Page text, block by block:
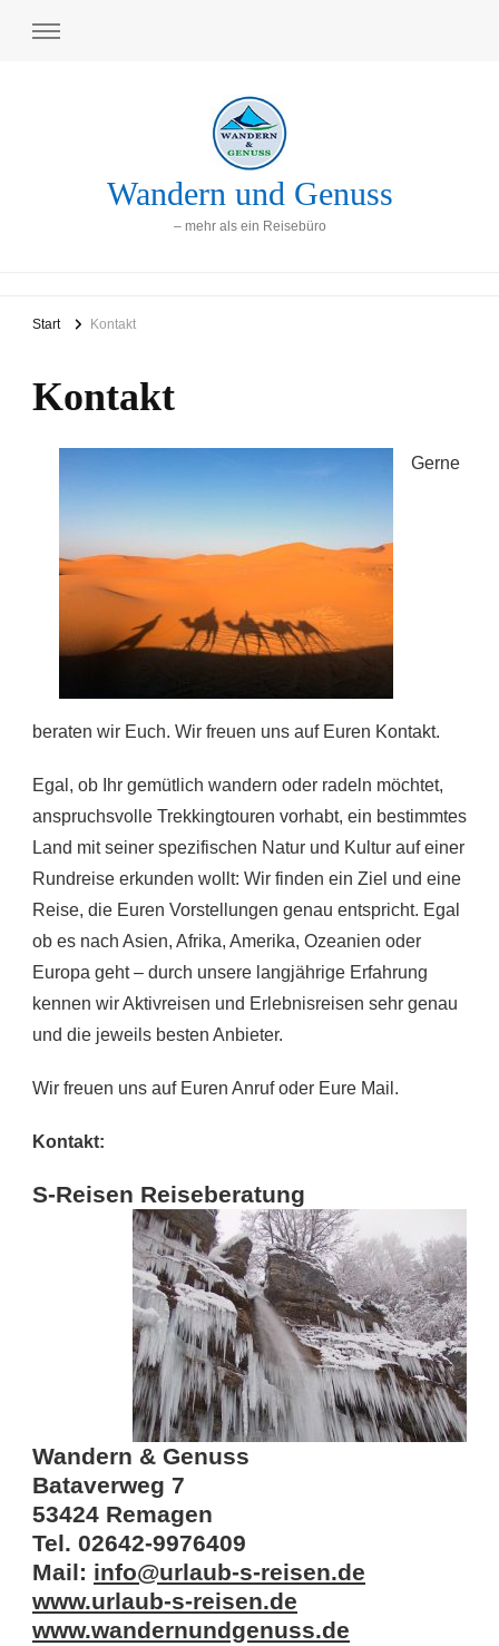
Wandern und Genuss
– mehr als ein Reisebüro
Start Kontakt
Kontakt
Gerne
beraten wir Euch. Wir freuen uns auf Euren Kontakt.
Egal, ob Ihr gemütlich wandern oder radeln möchtet,
anspruchsvolle Trekkingtouren vorhabt, ein bestimmtes
Land mit seiner spezifischen Natur und Kultur auf einer
Rundreise erkunden wollt: Wir finden ein Ziel und eine
Reise, die Euren Vorstellungen genau entspricht. Egal
ob es nach Asien, Afrika, Amerika, Ozeanien oder
Europa geht – durch unsere langjährige Erfahrung
kennen wir Aktivreisen und Erlebnisreisen sehr genau
und die jeweils besten Anbieter.
Wir freuen uns auf Euren Anruf oder Eure Mail.
Kontakt:
S-Reisen Reiseberatung
Wandern & Genuss
Bataverweg 7
53424 Remagen
Tel. 02642-9976409
Mail: info@urlaub-s-reisen.de
www.urlaub-s-reisen.de
www.wandernundgenuss.de